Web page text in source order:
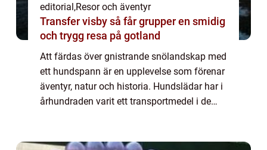
editorial,Resor och äventyr
Transfer visby så får grupper en smidig
och trygg resa på gotland
Att färdas över gnistrande snölandskap med
ett hundspann är en upplevelse som förenar
äventyr, natur och historia. Hundslädar har i
århundraden varit ett transportmedel i de